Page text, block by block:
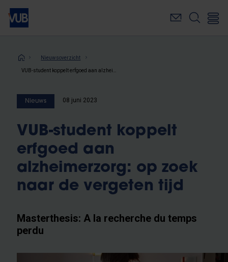
Overslaan
naar
inhoudKruimelpad
Nieuwsoverzicht
Nieuws 08 juni 2023
VUB-student koppelt
erfgoed aan
alzheimerzorg: op zoek
naar de vergeten tijd
Masterthesis: A la recherche du temps
perdu